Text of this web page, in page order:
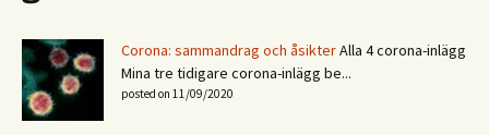
Corona: sammandrag och åsikterAlla 4 corona-inlägg
Mina tre tidigare corona-inlägg be...
posted on 11/09/2020